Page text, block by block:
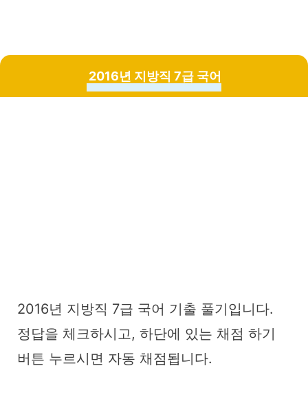
2016년 지방직 7급 국어
2016년 지방직 7급 국어 기출 풀기입니다.
정답을 체크하시고, 하단에 있는 채점 하기
버튼 누르시면 자동 채점됩니다.